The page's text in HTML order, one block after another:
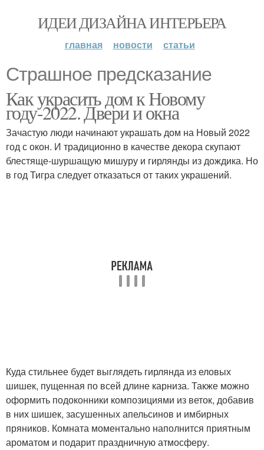
ИДЕИ ДИЗАЙНА ИНТЕРЬЕРА
главная новости статьи
Страшное предсказание
Как украсить дом к Новому
году-2022. Двери и окна
Зачастую люди начинают украшать дом на Новый 2022
год с окон. И традиционно в качестве декора скупают
блестяще-шуршащую мишуру и гирлянды из дождика. Но
в год Тигра следует отказаться от таких украшений.
Куда стильнее будет выглядеть гирлянда из еловых
шишек, пущенная по всей длине карниза. Также можно
оформить подоконники композициями из веток, добавив
в них шишек, засушенных апельсинов и имбирных
пряников. Комната моментально наполнится приятным
ароматом и подарит праздничную атмосферу.